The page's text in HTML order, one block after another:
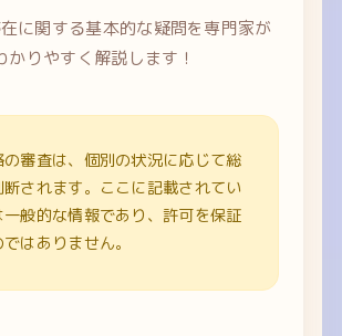
に関する基本的な疑問を専門家が
かりやすく解説します！
審査は、個別の状況に応じて総
断されます。ここに記載されてい
般的な情報であり、許可を保証
はありません。